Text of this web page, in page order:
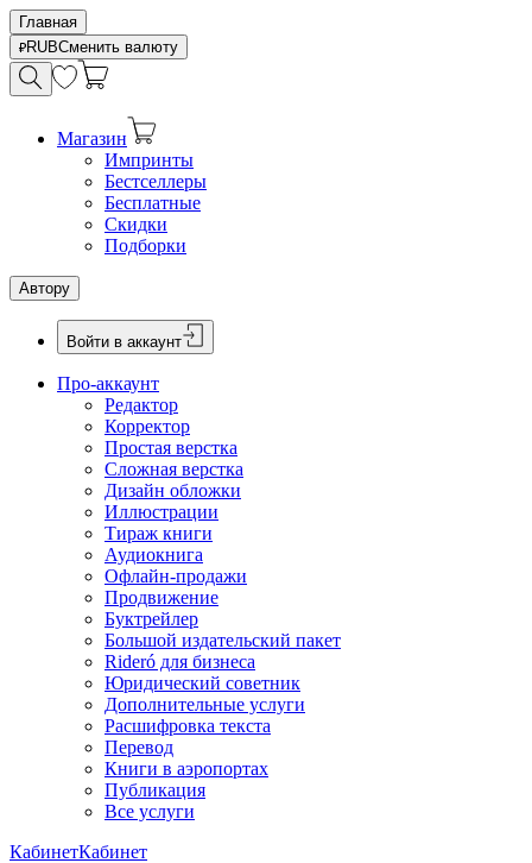
Главная
RUBСменить валюту
Магазин
Импринты
Бестселлеры
Бесплатные
Скидки
Подборки
Автору
Войти в аккаунт
Про-аккаунт
Редактор
Корректор
Простая верстка
Сложная верстка
Дизайн обложки
Иллюстрации
Тираж книги
Аудиокнига
Офлайн-продажи
Продвижение
Буктрейлер
Большой издательский пакет
Rideró для бизнеса
Юридический советник
Дополнительные услуги
Расшифровка текста
Перевод
Книги в аэропортах
Публикация
Все услуги
КабинетКабинет